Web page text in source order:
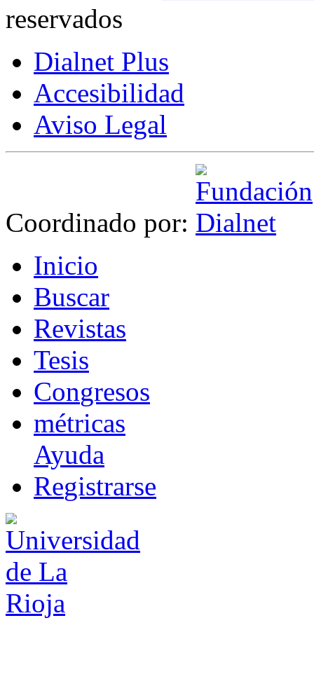
reservados
Dialnet Plus
Accesibilidad
Aviso Legal
Coordinado por:
Inicio
Buscar
Revistas
Tesis
Congresos
métricas
Ayuda
Registrarse